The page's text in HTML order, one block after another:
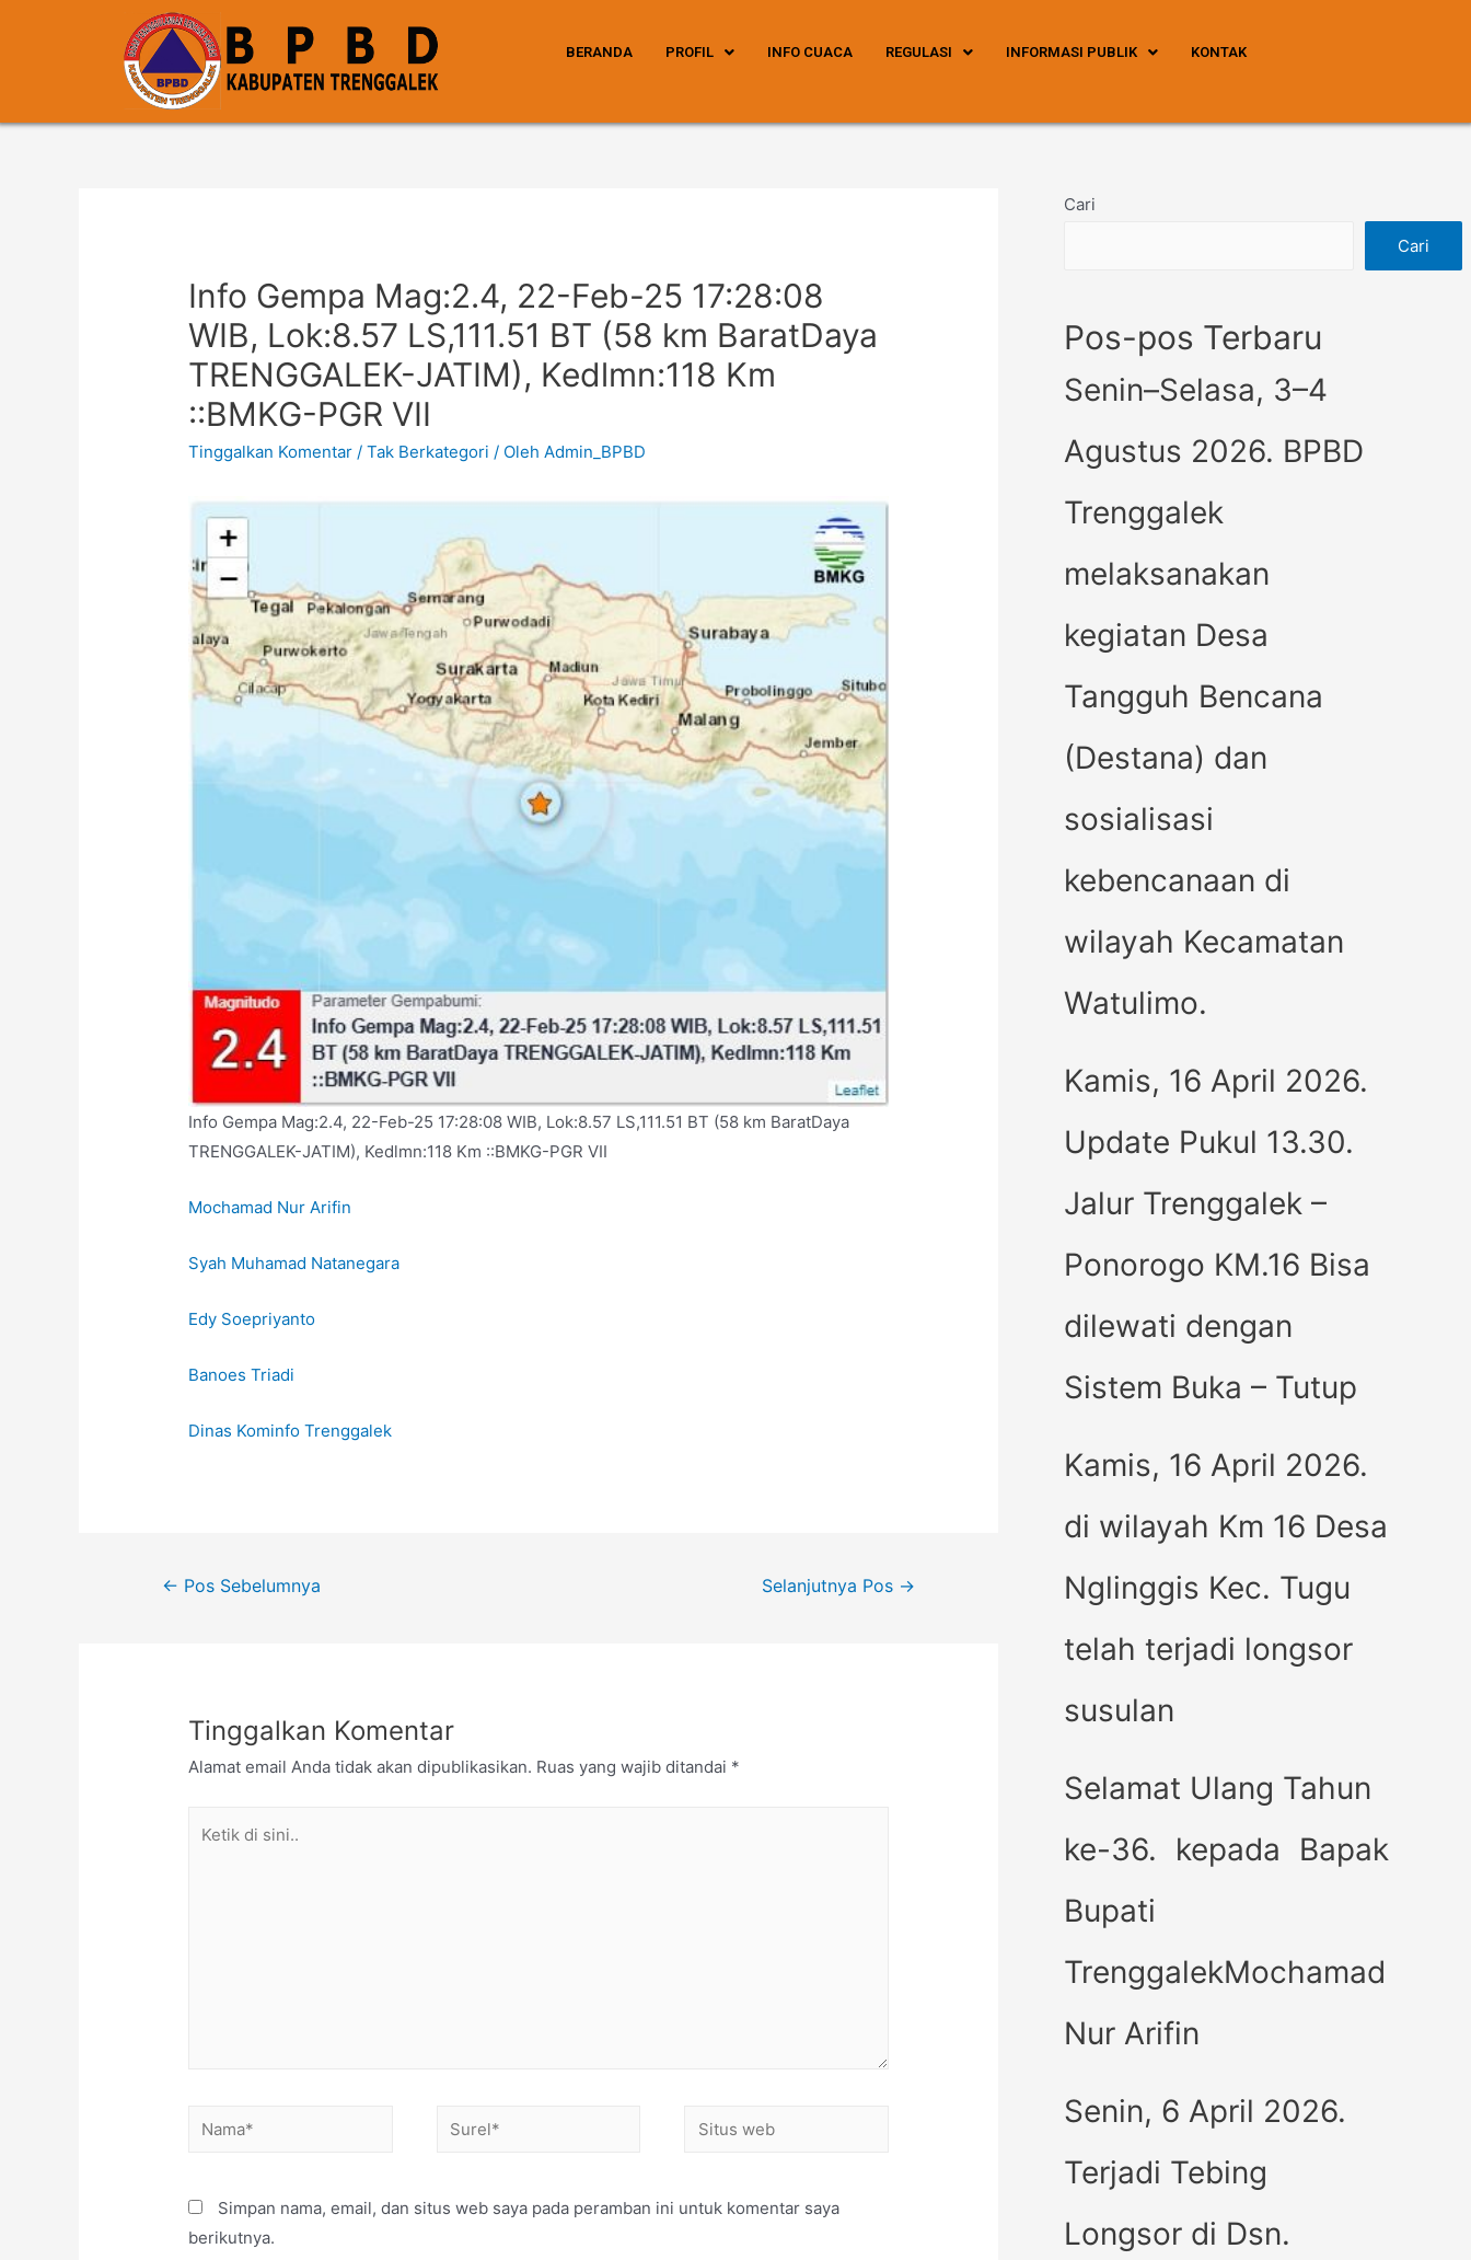
BERANDA PROFIL INFO CUACA REGULASI INFORMASI PUBLIK KONTAK
Info Gempa Mag:2.4, 22-Feb-25 17:28:08
WIB, Lok:8.57 LS,111.51 BT (58 km BaratDaya
TRENGGALEK-JATIM), Kedlmn:118 Km
::BMKG-PGR VII
Tinggalkan Komentar /Tak Berkategori / OlehAdmin_BPBD
Info Gempa Mag:2.4, 22-Feb-25 17:28:08 WIB, Lok:8.57 LS,111.51 BT (58 km BaratDaya
TRENGGALEK-JATIM), Kedlmn:118 Km ::BMKG-PGR VII
Mochamad Nur Arifin
Syah Muhamad Natanegara
Edy Soepriyanto
Banoes Triadi
Dinas Kominfo Trenggalek
← Pos Sebelumnya Selanjutnya Pos →
Tinggalkan Komentar
Alamat email Anda tidak akan dipublikasikan. Ruas yang wajib ditandai *
Simpan nama, email, dan situs web saya pada peramban ini untuk komentar saya
berikutnya.
Cari
Cari
Pos-pos Terbaru
Senin–Selasa, 3–4
Agustus 2026. BPBD
Trenggalek
melaksanakan
kegiatan Desa
Tangguh Bencana
(Destana) dan
sosialisasi
kebencanaan di
wilayah Kecamatan
Watulimo.
Kamis, 16 April 2026.
Update Pukul 13.30.
Jalur Trenggalek –
Ponorogo KM.16 Bisa
dilewati dengan
Sistem Buka – Tutup
Kamis, 16 April 2026.
di wilayah Km 16 Desa
Nglinggis Kec. Tugu
telah terjadi longsor
susulan
Selamat Ulang Tahun
ke-36. kepada Bapak
Bupati
TrenggalekMochamad
Nur Arifin
Senin, 6 April 2026.
Terjadi Tebing
Longsor di Dsn.